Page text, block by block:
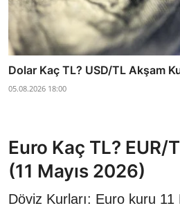
Dolar Kaç TL? USD/TL Akşam
05.08.2026 18:00
Euro Kaç TL? EUR/
(11 Mayıs 2026)
Döviz Kurları: Euro kuru 11